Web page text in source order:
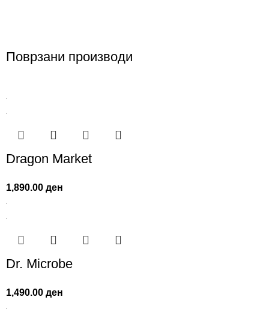
Поврзани производи
Dragon Market
1,890.00ден
Dr. Microbe
1,490.00ден